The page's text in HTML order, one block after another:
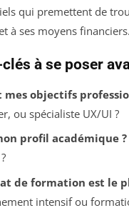
qui premettent de
à ses moyens financiers.
à se poser
mes objectifs
ou spécialiste UX/UI ?
profil académique ?
de formation est le
intensif ou